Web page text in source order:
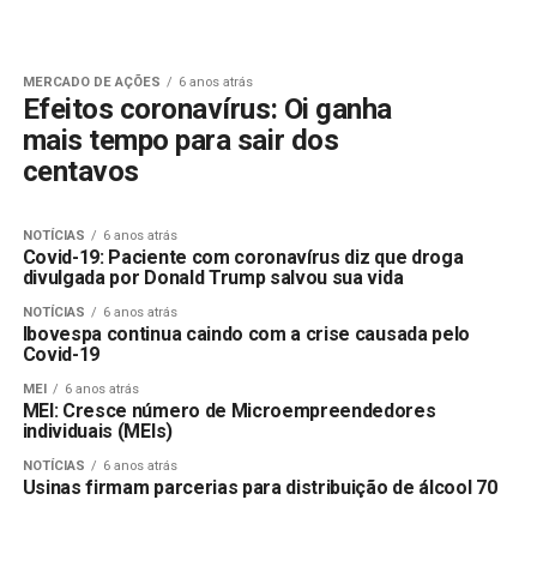
MERCADO DE AÇÕES 6 anos atrás
Efeitos coronavírus: Oi ganha
mais tempo para sair dos
centavos
NOTÍCIAS 6 anos atrás
Covid-19: Paciente com coronavírus diz que droga
divulgada por Donald Trump salvou sua vida
NOTÍCIAS 6 anos atrás
Ibovespa continua caindo com a crise causada pelo
Covid-19
MEI 6 anos atrás
MEI: Cresce número de Microempreendedores
individuais (MEIs)
NOTÍCIAS 6 anos atrás
Usinas firmam parcerias para distribuição de álcool 70